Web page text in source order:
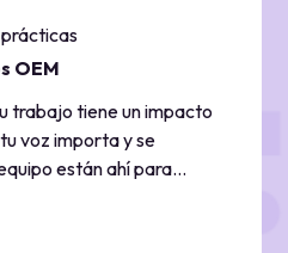
OEM
trabajo tiene un impacto
voz importa y se
están ahí para
permiten adquirir una